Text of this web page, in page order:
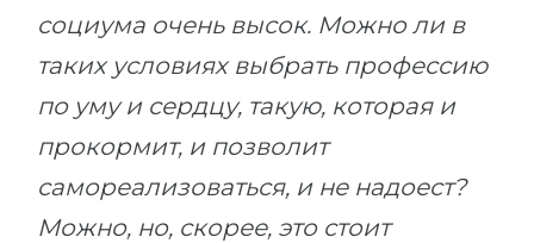
социума очень высок. Можно ли в
таких условиях выбрать профессию
по уму и сердцу, такую, которая и
прокормит, и позволит
самореализоваться, и не надоест?
Можно, но, скорее, это стоит